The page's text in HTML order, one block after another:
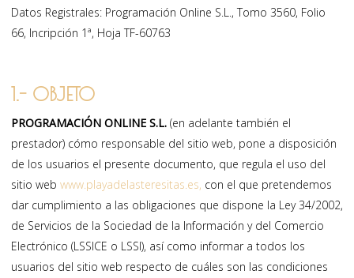
Datos Registrales: Programación Online S.L., Tomo 3560, Folio
66, Incripción 1ª, Hoja TF-60763
1.- OBJETO
PROGRAMACIÓN ONLINE S.L. (en adelante también el
prestador) cómo responsable del sitio web, pone a disposición
de los usuarios el presente documento, que regula el uso del
sitio web www.playadelasteresitas.es, con el que pretendemos
dar cumplimiento a las obligaciones que dispone la Ley 34/2002,
de Servicios de la Sociedad de la Información y del Comercio
Electrónico (LSSICE o LSSI), así como informar a todos los
usuarios del sitio web respecto de cuáles son las condiciones